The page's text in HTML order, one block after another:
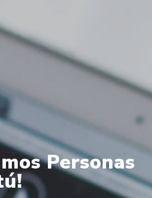
Personas